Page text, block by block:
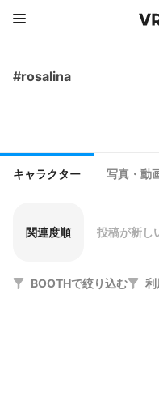
#rosalina
キャラクター 写真・動
関連度順 投稿が新し
BOOTHで絞り込む 利